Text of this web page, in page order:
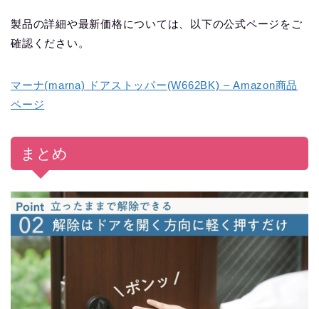
製品の詳細や最新価格については、以下の公式ページをご
確認ください。
マーナ(marna) ドアストッパー(W662BK) – Amazon商品
ページ
まとめ